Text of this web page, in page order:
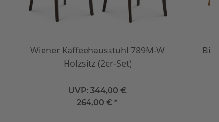
Wiener Kaffeehausstuhl 789M-W
Holzsitz (2er-Set)
UVP: 344,00 €
264,00 €*